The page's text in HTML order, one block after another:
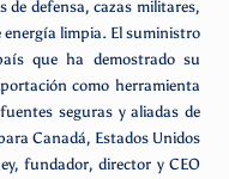
de defensa, cazas militares,
limpia. El suministro
que ha demostrado su
como herramienta
seguras y aliadas de
Canadá, Estados Unidos
fundador, director y CEO